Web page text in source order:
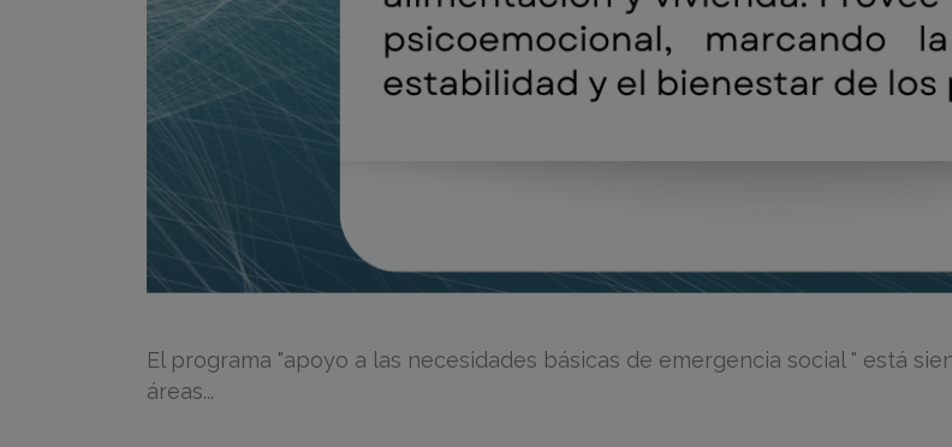
El programa "apoyo a las necesidades básicas de emergencia social " está
áreas...